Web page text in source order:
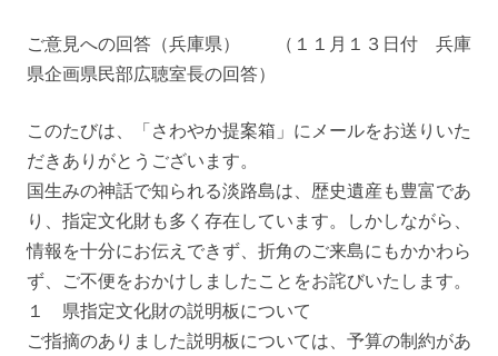
ご意見への回答（兵庫県） （１１月１３日付 兵庫
県企画県民部広聴室長の回答）
このたびは、「さわやか提案箱」にメールをお送りいた
だきありがとうございます。
国生みの神話で知られる淡路島は、歴史遺産も豊富であ
り、指定文化財も多く存在しています。しかしながら、
情報を十分にお伝えできず、折角のご来島にもかかわら
ず、ご不便をおかけしましたことをお詫びいたします。
１ 県指定文化財の説明板について
ご指摘のありました説明板については、予算の制約があ